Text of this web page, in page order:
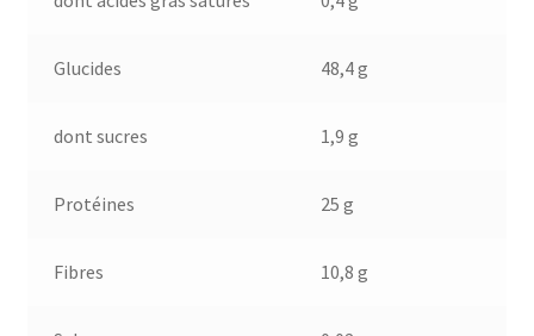
Glucides 48,4 g
dont sucres 1,9 g
Protéines 25 g
Fibres 10,8 g